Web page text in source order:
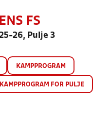
FS
26, Pulje 3
KAMPPROGRAM
KAMPPROGRAM FOR PULJE